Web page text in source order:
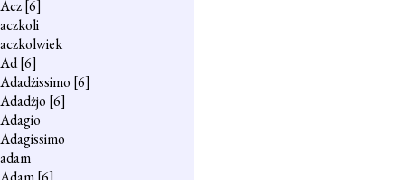
Acz[6]
aczkoli
aczkolwiek
Ad[6]
Adadżissimo [6]
Adadżjo [6]
Adagio
Adagissimo
adam